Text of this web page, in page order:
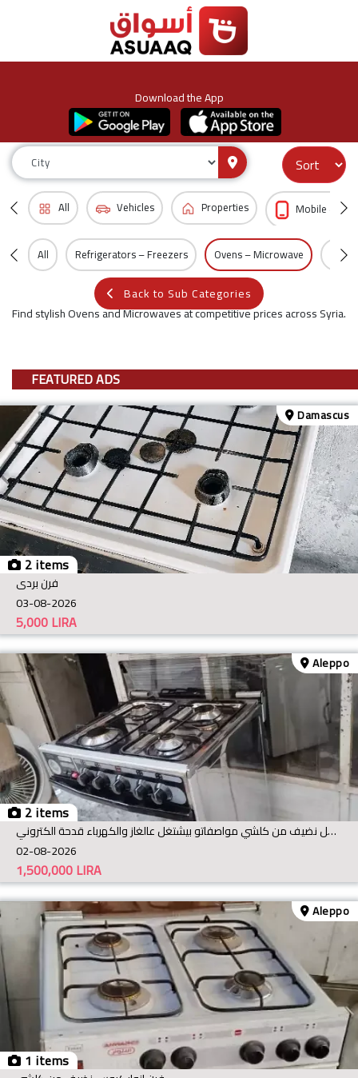
Download the App
All Vehicles Properties Mobile &
All Refrigerators – Freezers Ovens – Microwave
Back to Sub Categories
Find stylish Ovens and Microwaves at competitive prices across Syria.
FEATURED ADS
2 items
Damascus
فرن بردى
03-08-2026
LIRA
5,000
2 items
Aleppo
فرن وتار 4روس ستلس ستيل بالكامل نضيف من كلشي مواصفاتو بيشتغل عالغاز والكهرباء قدحة الكتروني
02-08-2026
LIRA
1,500,000
1 items
Aleppo